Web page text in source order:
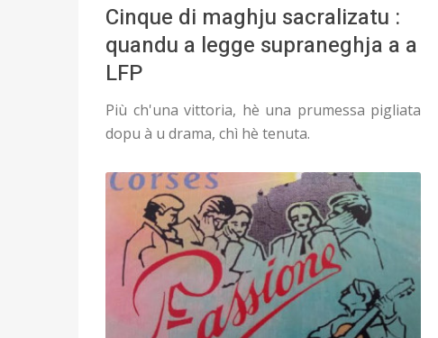
Cinque di maghju sacralizatu :
quandu a legge supraneghja a a
LFP
Più ch'una vittoria, hè una prumessa pigliata
dopu à u drama, chì hè tenuta.